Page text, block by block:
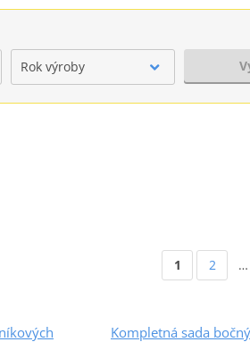
Rok výroby
1 2 …
Kompletná sada